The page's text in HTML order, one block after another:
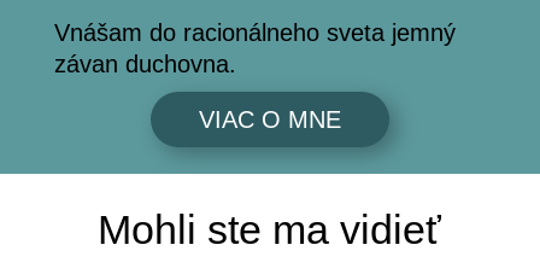
Vnášam do racionálneho sveta jemný
závan duchovna.
VIAC O MNE
Mohli ste ma vidieť